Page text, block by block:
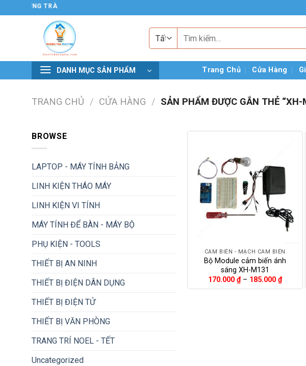
đến
HƯƠNG TRÀ
kiếm:
DANH MỤC SẢN PHẨM Trang Chủ Cửa Hàng
TRANG CHỦ / CỬA HÀNG / SẢN PHẨM ĐƯỢC GẮN THẺ “XH-
BROWSE
LAPTOP - MÁY TÍNH BẢNG
LINH KIỆN THÁO MÁY
LINH KIỆN VI TÍNH
MÁY TÍNH ĐỂ BÀN - MÁY BỘ
PHỤ KIỆN - TOOLS
THIẾT BỊ AN NINH
THIẾT BỊ ĐIỆN DÂN DỤNG
THIẾT BỊ ĐIỆN TỬ
THIẾT BỊ VĂN PHÒNG
TRANG TRÍ NOEL - TẾT
Uncategorized
CẢM BIẾN - MẠCH CẢM BIẾN
Bộ Module cảm biến ánh
sáng XH-M131
170.000 ₫ – 185.000 ₫Khoảng
giá: